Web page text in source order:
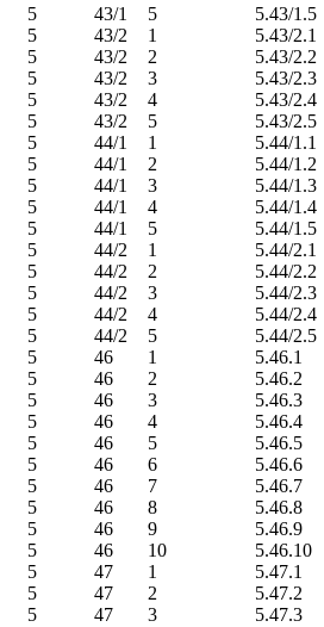
5
43/1 5 5.43/1.5
5
43/2 1 5.43/2.1
5
43/2 2 5.43/2.2
5
43/2 3 5.43/2.3
5
43/2 4 5.43/2.4
5
43/2 5 5.43/2.5
5
44/1 1 5.44/1.1
5
44/1 2 5.44/1.2
5
44/1 3 5.44/1.3
5
44/1 4 5.44/1.4
5
44/1 5 5.44/1.5
5
44/2 1 5.44/2.1
5
44/2 2 5.44/2.2
5
44/2 3 5.44/2.3
5
44/2 4 5.44/2.4
5
44/2 5 5.44/2.5
5
46 1 5.46.1
5
46 2 5.46.2
5
46 3 5.46.3
5
46 4 5.46.4
5
46 5 5.46.5
5
46 6 5.46.6
5
46 7 5.46.7
5
46 8 5.46.8
5
46 9 5.46.9
5
46 10 5.46.10
5
47 1 5.47.1
5
47 2 5.47.2
5
47 3 5.47.3